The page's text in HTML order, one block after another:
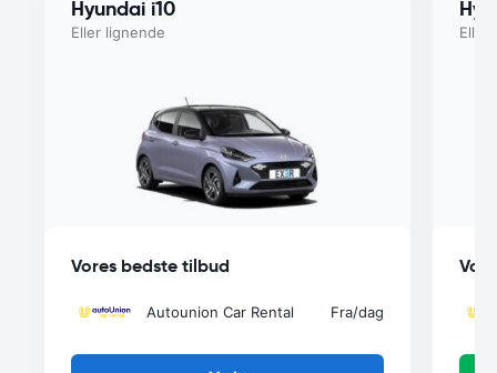
Hyundai i10
Eller lignende
Vores bedste tilbud
Autounion Car Rental Fra/dag
Eller